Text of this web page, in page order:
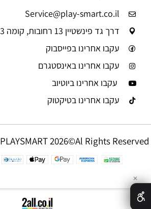
Service@play-smart.co.il
דרך גד פינשטיין 13 רחובות, קומה 3, מחסן 303
עקבו אחרינו בפייסבוק
עקבו אחרינו באינסטגרם
עקבו אחרינו ביוטיוב
עקבו אחרינו בטיקטוק
PLAYSMART 2026©Al Rights Reserved
✕